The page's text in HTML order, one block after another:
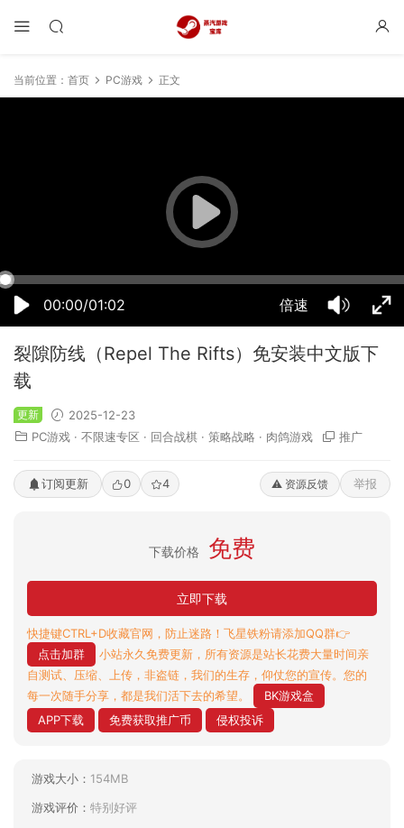
当前位置： 首页 PC游戏 正文
00:00/01:02 倍速
50% 75% 100%
裂隙防线（Repel The Rifts）免安装中文版下
载
更新
2025-12-23
PC游戏 · 不限速专区 · 回合战棋 · 策略战略 · 肉鸽游戏 推广
订阅更新 0 4 ⚠️ 资源反馈 举报
下载价格 免费
立即下载
快捷键CTRL+D收藏官网，防止迷路！飞星铁粉请添加QQ群👉
点击加群
小站永久免费更新，所有资源是站长花费大量时间亲
自测试、压缩、上传，非盗链，我们的生存，仰仗您的宣传。您的
每一次随手分享，都是我们活下去的希望。
BK游戏盒
APP下载
免费获取推广币 侵权投诉
游戏大小： 154MB
游戏评价： 特别好评